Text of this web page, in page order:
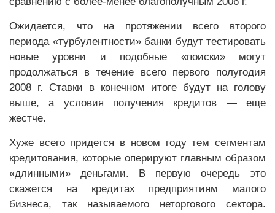
Ожидается, что на протяжении всего второго
периода «турбулентности» банки будут тестировать
новые уровни и подобные «поиски» могут
продолжаться в течение всего первого полугодия
2008 г. Ставки в конечном итоге будут на голову
выше, а условия получения кредитов — еще
жестче.
Хуже всего придется в новом году тем сегментам
кредитования, которые оперируют главным образом
«длинными» деньгами. В первую очередь это
скажется на кредитах предприятиям малого
бизнеса, так называемого неторгового сектора.